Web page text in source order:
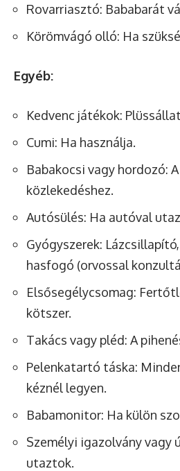
Rovarriasztó: Bababarát
Körömvágó olló: Ha
Egyéb:
Kedvenc játékok:
Cumi: Ha használja.
Babakocsi vagy hordozó:
közlekedéshez.
Autósülés: Ha autóval
Gyógyszerek:
hasfogó (orvossal
Elsősegélycsomag:
kötszer.
Takács vagy pléd: A
Pelenkatartó táska:
kéznél legyen.
Babamonitor: Ha külön
Személyi igazolvány vagy
utaztok.